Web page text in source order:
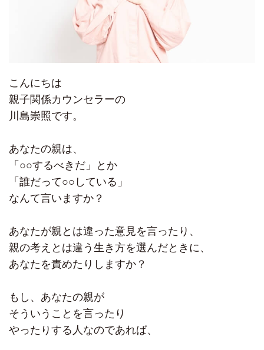
こんにちは
親子関係カウンセラーの
川島崇照です。
あなたの親は、
「○○するべきだ」とか
「誰だって○○している」
なんて言いますか？
あなたが親とは違った意見を言ったり、
親の考えとは違う生き方を選んだときに、
あなたを責めたりしますか？
もし、あなたの親が
そういうことを言ったり
やったりする人なのであれば、